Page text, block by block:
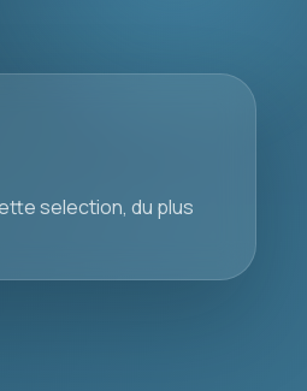
selection, du plus